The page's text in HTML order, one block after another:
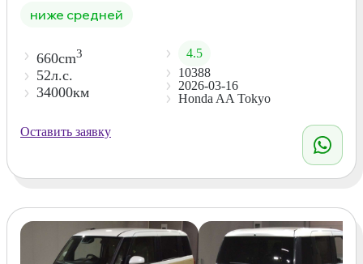
ниже средней
660cm3
52л.с.
34000км
4.5
10388
2026-03-16
Honda AA Tokyo
Оставить заявку